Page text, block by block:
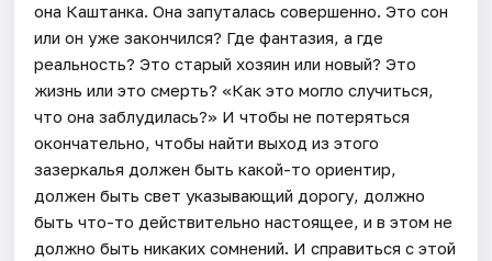
она Каштанка. Она запуталась совершенно. Это сон
или он уже закончился? Где фантазия, а где
реальность? Это старый хозяин или новый? Это
жизнь или это смерть? «Как это могло случиться,
что она заблудилась?» И чтобы не потеряться
окончательно, чтобы найти выход из этого
зазеркалья должен быть какой-то ориентир,
должен быть свет указывающий дорогу, должно
быть что-то действительно настоящее, и в этом не
должно быть никаких сомнений. И справиться с этой